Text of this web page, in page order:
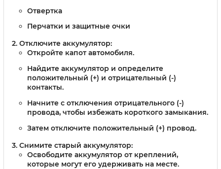
Отвертка
Перчатки и защитные очки
Отключите аккумулятор:
Откройте капот автомобиля.
Найдите аккумулятор и определите
положительный (+) и отрицательный (-)
контакты.
Начните с отключения отрицательного (-)
провода, чтобы избежать короткого замыкания.
Затем отключите положительный (+) провод.
Снимите старый аккумулятор:
Освободите аккумулятор от креплений,
которые могут его удерживать на месте.